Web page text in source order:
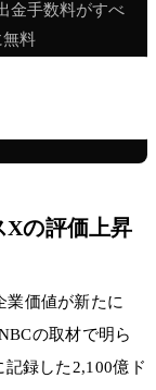
金手数料がすべ
料
Xの評価上昇
業価値が新たに
の取材で明ら
録した2,100億ド